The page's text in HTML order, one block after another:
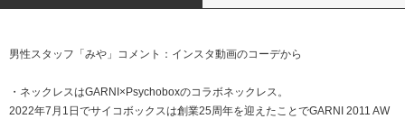
男性スタッフ「みや」コメント：インスタ動画のコーデから
・ネックレスはGARNI×Psychoboxのコラボネックレス。
2022年7月1日でサイコボックスは創業25周年を迎えたことでGARNI 2011 AW